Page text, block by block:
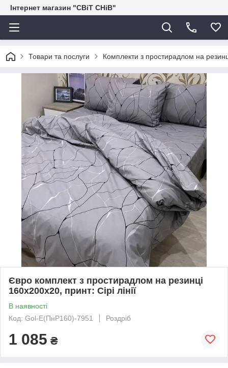
Інтернет магазин "СВіТ СНіВ"
Товари та послуги Комплекти з простирадлом на
Євро комплект з простирадлом на резинці
160х200х20, принт: Сірі лінії
В наявності
Код: Gol-Е(ПнР160)-7951
Роздріб
1 085 ₴